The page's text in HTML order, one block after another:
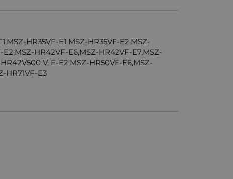
HR35VF-E1 MSZ-HR35VF-E2,MSZ-
E2,MSZ-HR42VF-E6,MSZ-HR42VF-E7,MSZ-
V. F-E2,MSZ-HR50VF-E6,MSZ-
HR71VF-E3